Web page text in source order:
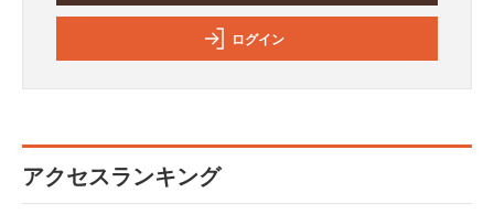
ログイン
アクセスランキング